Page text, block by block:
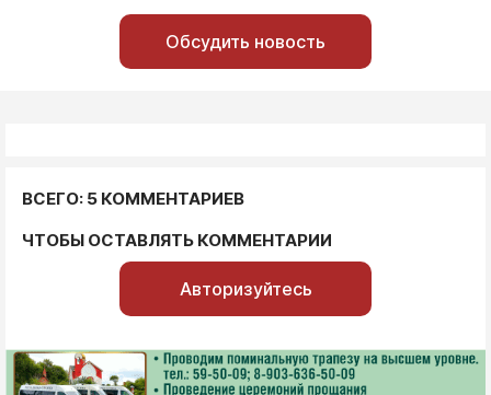
Обсудить новость
ВСЕГО: 5 КОММЕНТАРИЕВ
ЧТОБЫ ОСТАВЛЯТЬ КОММЕНТАРИИ
Авторизуйтесь